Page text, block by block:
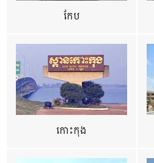
កែប
កោះកុង